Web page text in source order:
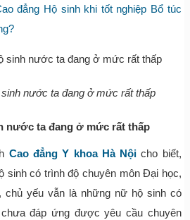
đẳng Hộ sinh khi tốt nghiệp Bổ túc
nước ta đang ở mức rất thấp
nước ta đang ở mức rất thấp
Cao đẳng Y khoa Hà Nội cho biết,
sinh có trình độ chuyên môn Đại học,
chủ yếu vẫn là những nữ hộ sinh có
đáp ứng được yêu cầu chuyên